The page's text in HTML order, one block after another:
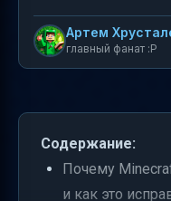
Артем
главный фанат :P
Содержание:
Почему
и как это